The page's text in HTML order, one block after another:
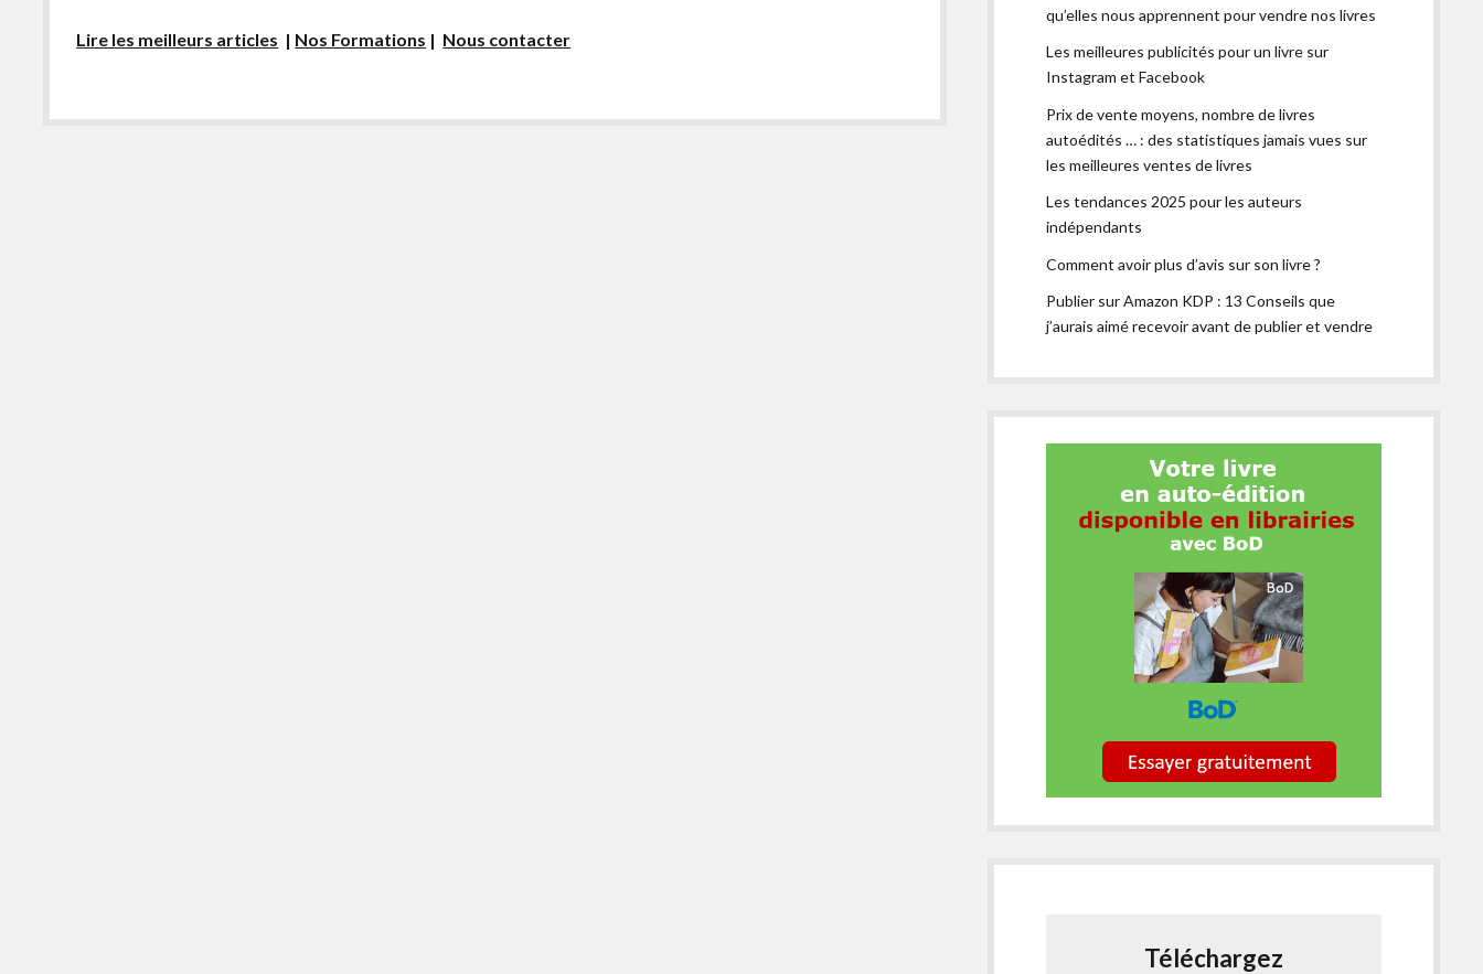
Lire les meilleurs articles | Nos Formations | Nous contacter
qu’elles nous apprennent pour vendre nos livres
Les meilleures publicités pour un livre sur
Instagram et Facebook
Prix de vente moyens, nombre de livres
autoédités … : des statistiques jamais vues sur
les meilleures ventes de livres
Les tendances 2025 pour les auteurs
indépendants
Comment avoir plus d’avis sur son livre ?
Publier sur Amazon KDP : 13 Conseils que
j’aurais aimé recevoir avant de publier et vendre
Téléchargez